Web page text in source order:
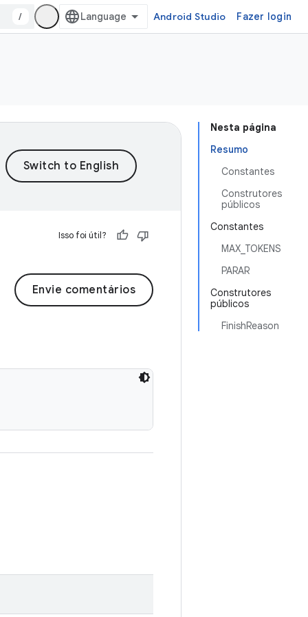
/ Android Studio Fazer login
Nesta página
Resumo
Constantes
Construtores
públicos
Constantes
MAX_TOKENS
PARAR
Construtores
públicos
FinishReason
Isso foi útil?
Envie comentários